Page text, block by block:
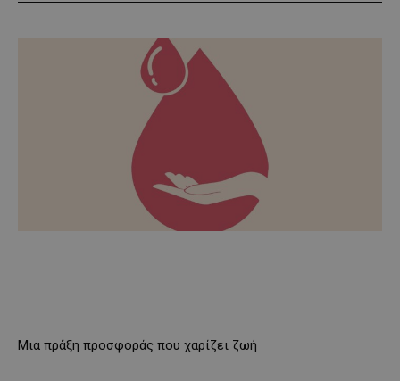
Μια πράξη προσφοράς που χαρίζει ζωή